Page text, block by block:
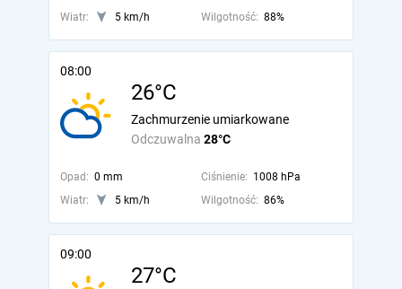
Wiatr: 5 km/h Wilgotność: 88%
08:00
26°C
Odczuwalna 28°C
Zachmurzenie umiarkowane
Opad: 0 mm Ciśnienie: 1008 hPa
Wiatr:
5 km/h Wilgotność: 86%
09:00
27°C